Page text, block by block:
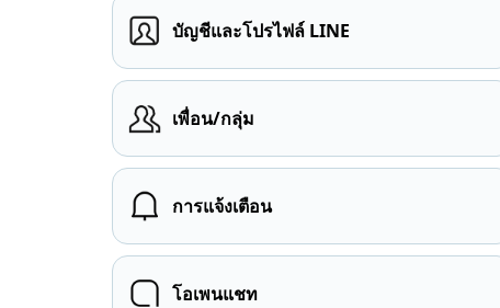
บัญชีและโปรไฟล์ LINE
เพื่อน/กลุ่ม
การแจ้งเตือน
โอเพนแชท